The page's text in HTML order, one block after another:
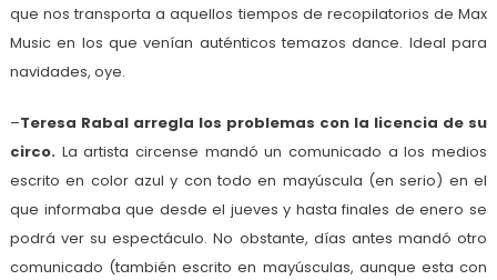
que nos transporta a aquellos tiempos de recopilatorios de Max
Music en los que venían auténticos temazos dance. Ideal para
navidades, oye.
–Teresa Rabal arregla los problemas con la licencia de su
circo.La artista circense mandó un comunicado a los medios
escrito en color azul y con todo en mayúscula (en serio) en el
que informaba que desde el jueves y hasta finales de enero se
podrá ver su espectáculo. No obstante, días antes mandó otro
comunicado (también escrito en mayúsculas, aunque esta con